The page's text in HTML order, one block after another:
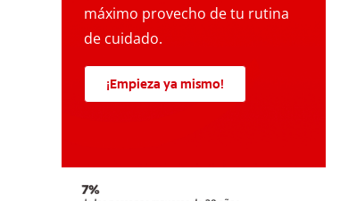
máximo provecho de tu rutina
de cuidado.
¡Empieza ya mismo!